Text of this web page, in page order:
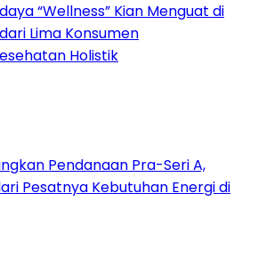
“Wellness” Kian Menguat di
Lima Konsumen
Holistik
Pendanaan Pra-Seri A,
Pesatnya Kebutuhan Energi di